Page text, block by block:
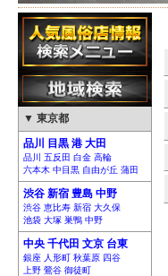
▼ 東京都
品川 目黒 港 大田
品川 五反田 白金 高輪
六本木 中目黒 自由が丘 蒲田
渋谷 新宿 豊島 中野
渋谷 恵比寿 新宿 大久保
池袋 大塚 巣鴨 中野
中央 千代田 文京 台東
銀座 人形町 秋葉原 四谷
上野 鶯谷 御徒町